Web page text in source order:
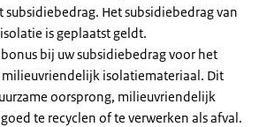
Het subsidiebedrag van
is geplaatst geldt.
bonus bij uw subsidiebedrag voor het
isolatiemateriaal. Dit
oorsprong, milieuvriendelijk
te recyclen of te verwerken als afval.